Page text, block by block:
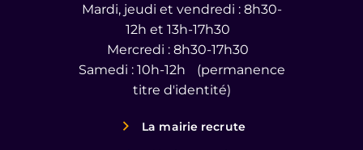
Mardi, jeudi et vendredi : 8h30-
12h et 13h-17h30
Mercredi : 8h30-17h30
Samedi : 10h-12h (permanence
titre d'identité)
La mairie recrute